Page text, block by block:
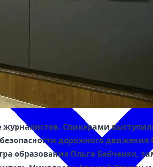
Спикерами
дорожного движения
образования Ольга Бабченко,